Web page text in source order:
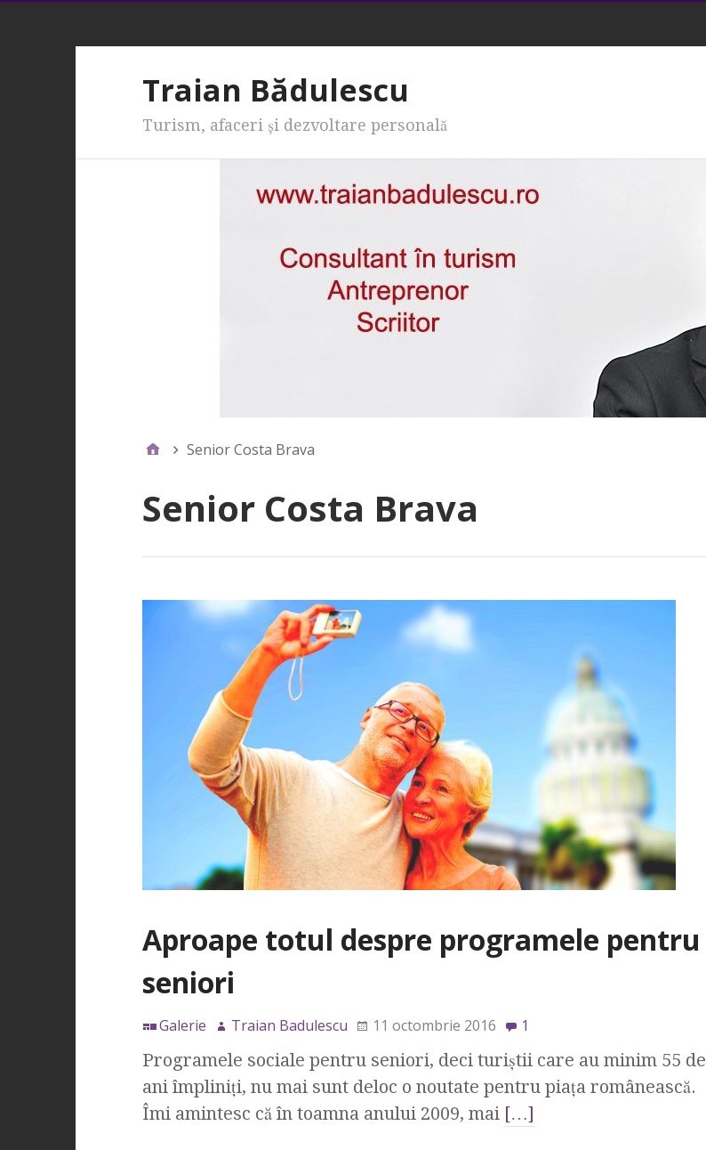
Traian Bădulescu
Turism, afaceri şi dezvoltare personală
Senior Costa Brava
Senior Costa Brava
Aproape totul despre programele pentru
seniori
Galerie Traian Badulescu 11 octombrie 2016 1
Programele sociale pentru seniori, deci turiştii care au minim 55 de
ani împliniţi, nu mai sunt deloc o noutate pentru piaţa românească.
Îmi amintesc că în toamna anului 2009, mai […]